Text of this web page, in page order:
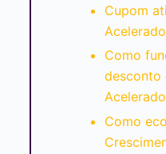
Cupom
Como
desconto
Como